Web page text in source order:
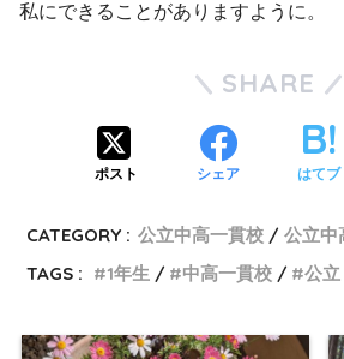
私にできることがありますように。
SHARE
ポスト シェア はてブ
CATEGORY : 公立中高一貫校
公立中
TAGS :
1年生 中高一貫校 公立